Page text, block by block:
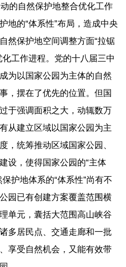
的自然保护地整合优化工作
地的“体系性”布局，造成中央
然保护地空间调整方面“拉锯
工作进程。党的十八届三中
为以国家公园为主体的自然
，摆在了优先的位置。但国
于强调面积之大，动辄数万
从建立区域以国家公园为主
，统筹推动区域国家公园、
设，使得国家公园的“主体
护地体系的“体系性”尚有不
园已有创建方案覆盖范围横
单元，囊括大范围高山峡谷
多居民点、交通走廊和一批
享受自然机会，又能有效带